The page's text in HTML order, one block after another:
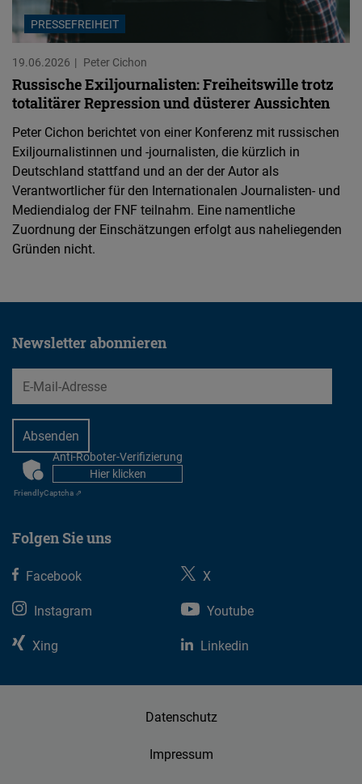
PRESSEFREIHEIT
19.06.2026 Peter Cichon
Russische Exiljournalisten: Freiheitswille trotz
totalitärer Repression und düsterer Aussichten
Peter Cichon berichtet von einer Konferenz mit russischen
Exiljournalistinnen und -journalisten, die kürzlich in
Deutschland stattfand und an der der Autor als
Verantwortlicher für den Internationalen Journalisten- und
Mediendialog der FNF teilnahm. Eine namentliche
Zuordnung der Einschätzungen erfolgt aus naheliegenden
Gründen nicht.
Newsletter abonnieren
EMail
CAPTCHAAnti-Roboter-Verifizierung
Hier klicken
FriendlyCaptcha ⇗
Folgen Sie uns
Facebook
X
Instagram
Youtube
Xing
Linkedin
Datenschutz
Impressum